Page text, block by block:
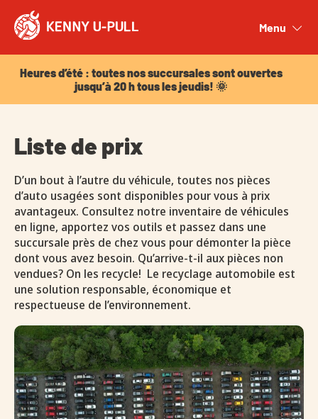
Menu
Heures d’été : toutes nos succursales sont ouvertes
jusqu’à 20 h tous les jeudis! 🌞
Liste de prix
D’un bout à l’autre du véhicule, toutes nos pièces
d’auto usagées sont disponibles pour vous à prix
avantageux. Consultez notre inventaire de véhicules
en ligne, apportez vos outils et passez dans une
succursale près de chez vous pour démonter la pièce
dont vous avez besoin. Qu’arrive-t-il aux pièces non
vendues? On les recycle! Le recyclage automobile est
une solution responsable, économique et
respectueuse de l’environnement.